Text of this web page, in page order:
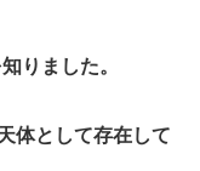
りました。
体として存在して